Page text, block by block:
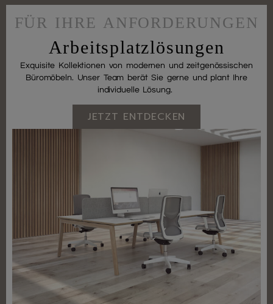
FÜR IHRE ANFORDERUNGEN
Arbeitsplatzlösungen
Exquisite Kollektionen von modernen und zeitgenössischen
Büromöbeln. Unser Team berät Sie gerne und plant Ihre
individuelle Lösung.
JETZT ENTDECKEN